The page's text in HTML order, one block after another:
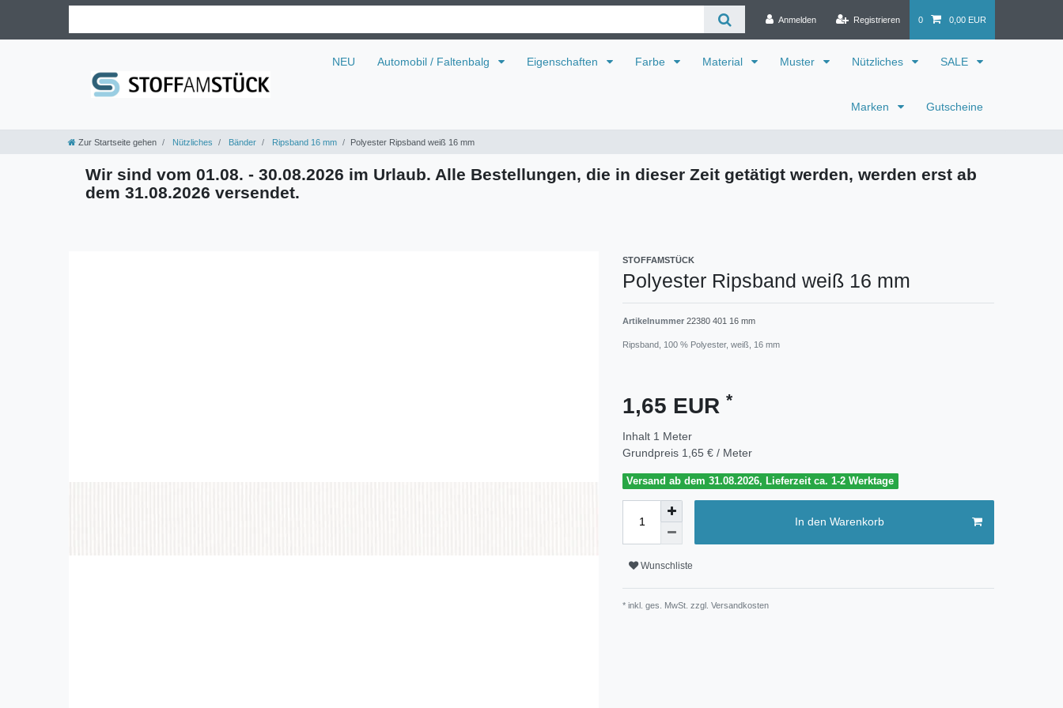
Anmelden Registrieren 0 0,00 EUR
NEU Automobil / Faltenbalg Eigenschaften Farbe Material Muster Nützliches SALE
Marken Gutscheine
Zur Startseite gehen Nützliches Bänder Ripsband 16 mm Polyester Ripsband weiß 16 mm
Wir sind vom 01.08. - 30.08.2026 im Urlaub. Alle Bestellungen, die in dieser Zeit getätigt werden, werden erst ab
dem 31.08.2026 versendet.
STOFFAMSTÜCK
Polyester Ripsband weiß 16 mm
Artikelnummer 22380 401 16 mm
Ripsband, 100 % Polyester, weiß, 16 mm
1,65 EUR *
Inhalt 1 Meter
Grundpreis 1,65 € / Meter
Versand ab dem 31.08.2026, Lieferzeit ca. 1-2 Werktage
In den Warenkorb
Wunschliste
* inkl. ges. MwSt. zzgl. Versandkosten